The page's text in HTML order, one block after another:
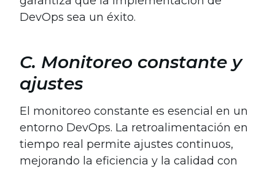
DevOps sea un éxito.
C. Monitoreo constante y
ajustes
El monitoreo constante es esencial en un
entorno DevOps. La retroalimentación en
tiempo real permite ajustes continuos,
mejorando la eficiencia y la calidad con